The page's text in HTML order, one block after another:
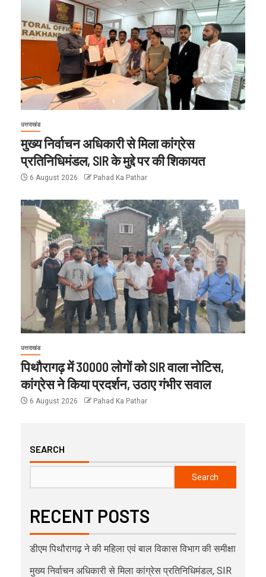
उत्तराखंड
मुख्य निर्वाचन अधिकारी से मिला कांग्रेस
प्रतिनिधिमंडल, SIR के मुद्दे पर की शिकायत
6 August 2026 Pahad Ka Pathar
उत्तराखंड
पिथौरागढ़ में 30000 लोगों को SIR वाला नोटिस,
कांग्रेस ने किया प्रदर्शन, उठाए गंभीर सवाल
6 August 2026 Pahad Ka Pathar
SEARCH
Search
RECENT POSTS
डीएम पिथौरागढ़ ने की महिला एवं बाल विकास विभाग की समीक्षा
मुख्य निर्वाचन अधिकारी से मिला कांग्रेस प्रतिनिधिमंडल, SIR